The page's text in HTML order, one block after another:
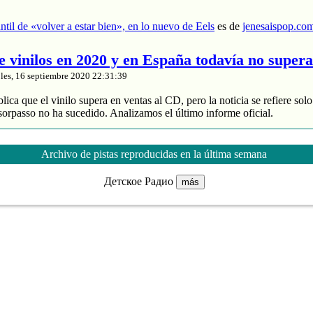
de «volver a estar bien», en lo nuevo de Eels es de
vinilos en 2020 y en España todavía no
16 septiembre 2020 22:31:39
que el vinilo supera en ventas al CD, pero la noticia se refiere
no ha sucedido. Analizamos el último informe oficial.
divide entre 2 sus ventas
grabada sube un 4% en España
de vinilos en 2020 y en España todavía no supera al CD
Archivo de pistas reproducidas en la última semana
Детское Радио más